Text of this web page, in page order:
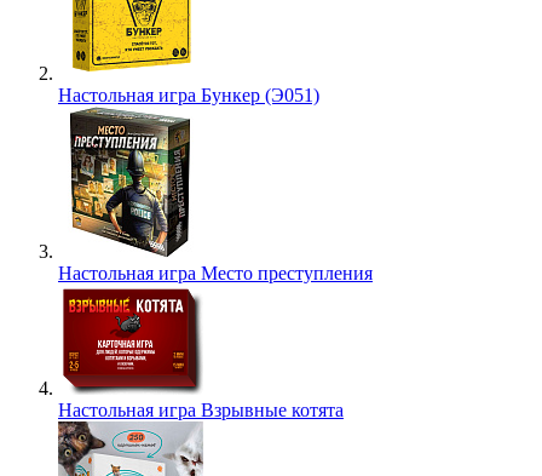
Настольная игра Бункер (Э051)
Настольная игра Место преступления
Настольная игра Взрывные котята